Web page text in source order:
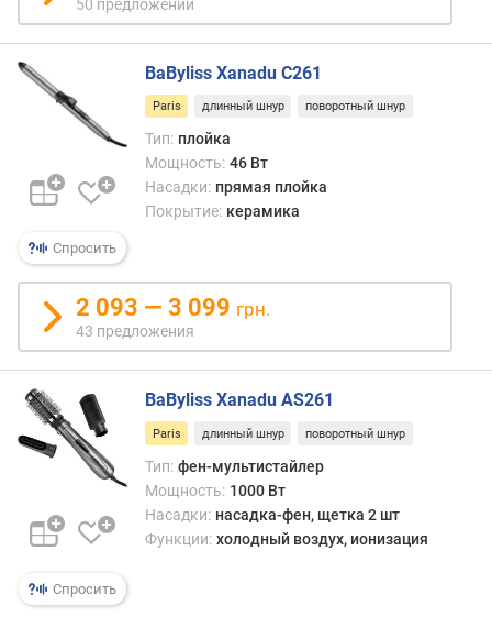
а
(
ц
т
р
а
т
о
р
д
и
у
з
р
50 предложений
Спросить
BaByliss Xanadu C261
Paris длинный шнур поворотный шнур
Тип: плойка
Мощность: 46 Вт
Насадки: прямая плойка
Покрытие: керамика
2 093 — 3 099 грн.
43 предложения
Спросить
BaByliss Xanadu AS261
Paris длинный шнур поворотный шнур
Тип: фен-мультистайлер
Мощность: 1000 Вт
Насадки: насадка-фен, щетка 2 шт
Функции: холодный воздух, ионизация